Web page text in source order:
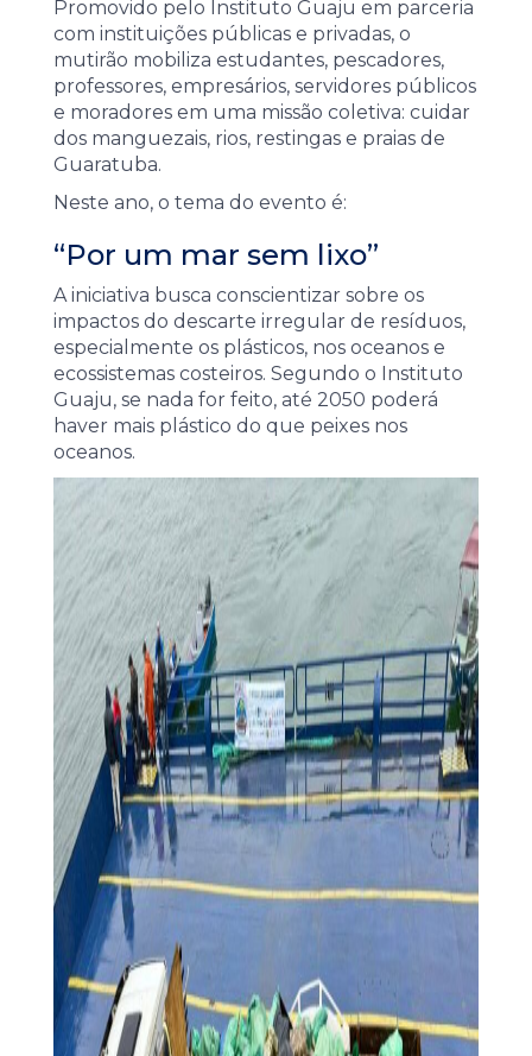
Promovido pelo Instituto Guaju em parceria
com instituições públicas e privadas, o
mutirão mobiliza estudantes, pescadores,
professores, empresários, servidores públicos
e moradores em uma missão coletiva: cuidar
dos manguezais, rios, restingas e praias de
Guaratuba.
Neste ano, o tema do evento é:
“Por um mar sem lixo”
A iniciativa busca conscientizar sobre os
impactos do descarte irregular de resíduos,
especialmente os plásticos, nos oceanos e
ecossistemas costeiros. Segundo o Instituto
Guaju, se nada for feito, até 2050 poderá
haver mais plástico do que peixes nos
oceanos.